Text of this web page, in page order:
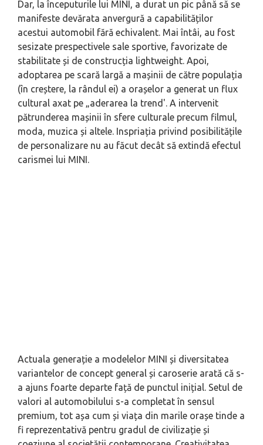
Dar, la începuturile lui MINI, a durat un pic până să se
manifeste devărata anvergură a capabilităților
acestui automobil fără echivalent. Mai întâi, au fost
sesizate prespectivele sale sportive, favorizate de
stabilitate și de construcția lightweight. Apoi,
adoptarea pe scară largă a mașinii de către populația
(în creștere, la rândul ei) a orașelor a generat un flux
cultural axat pe „aderarea la trend'. A intervenit
pătrunderea mașinii în sfere culturale precum filmul,
moda, muzica și altele. Inspriația privind posibilitățile
de personalizare nu au făcut decât să extindă efectul
carismei lui MINI.
Actuala generație a modelelor MINI și diversitatea
variantelor de concept general și caroserie arată că s-
a ajuns foarte departe față de punctul inițial. Setul de
valori al automobilului s-a completat în sensul
premium, tot așa cum și viața din marile orașe tinde a
fi reprezentativă pentru gradul de civilizație și